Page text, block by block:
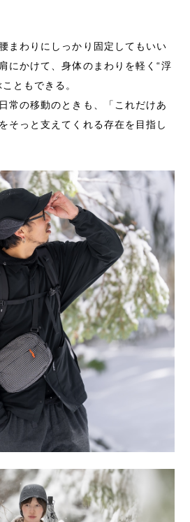
まわりにしっかり固定してもいい
にかけて、身体のまわりを軽く“浮
ともできる。
常の移動のときも、「これだけあ
そっと支えてくれる存在を目指し